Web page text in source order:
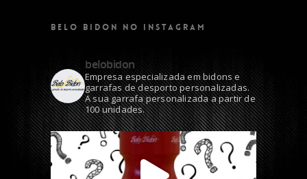
BELO BIDON NO INSTAGRAM
belobidon
Empresa especializada em bidons e
garrafas de desporto personalizadas.
A sua garrafa personalizada a partir de
100 unidades.